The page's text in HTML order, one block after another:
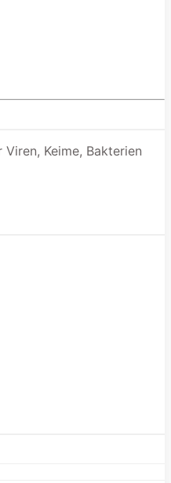
Keime, Bakterien